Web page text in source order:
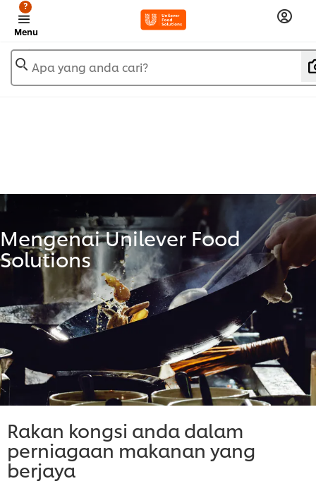
Menu
?
Apa yang anda cari?
Mengenai Unilever Food
Solutions
Rakan kongsi anda dalam
perniagaan makanan yang
berjaya